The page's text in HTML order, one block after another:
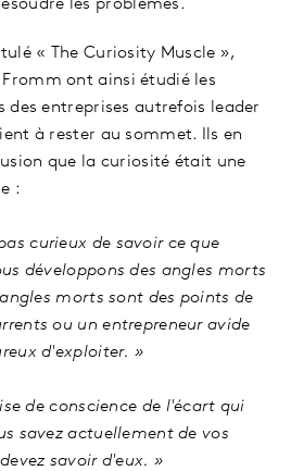
les problèmes.
« The Curiosity Muscle »,
ont ainsi étudié les
des entreprises autrefois leader
à rester au sommet. Ils en
que la curiosité était une
:
curieux de savoir ce que
développons des angles morts
morts sont des points de
ou un entrepreneur avide
d'exploiter. »
de conscience de l'écart qui
savez actuellement de vos
savoir d'eux. »